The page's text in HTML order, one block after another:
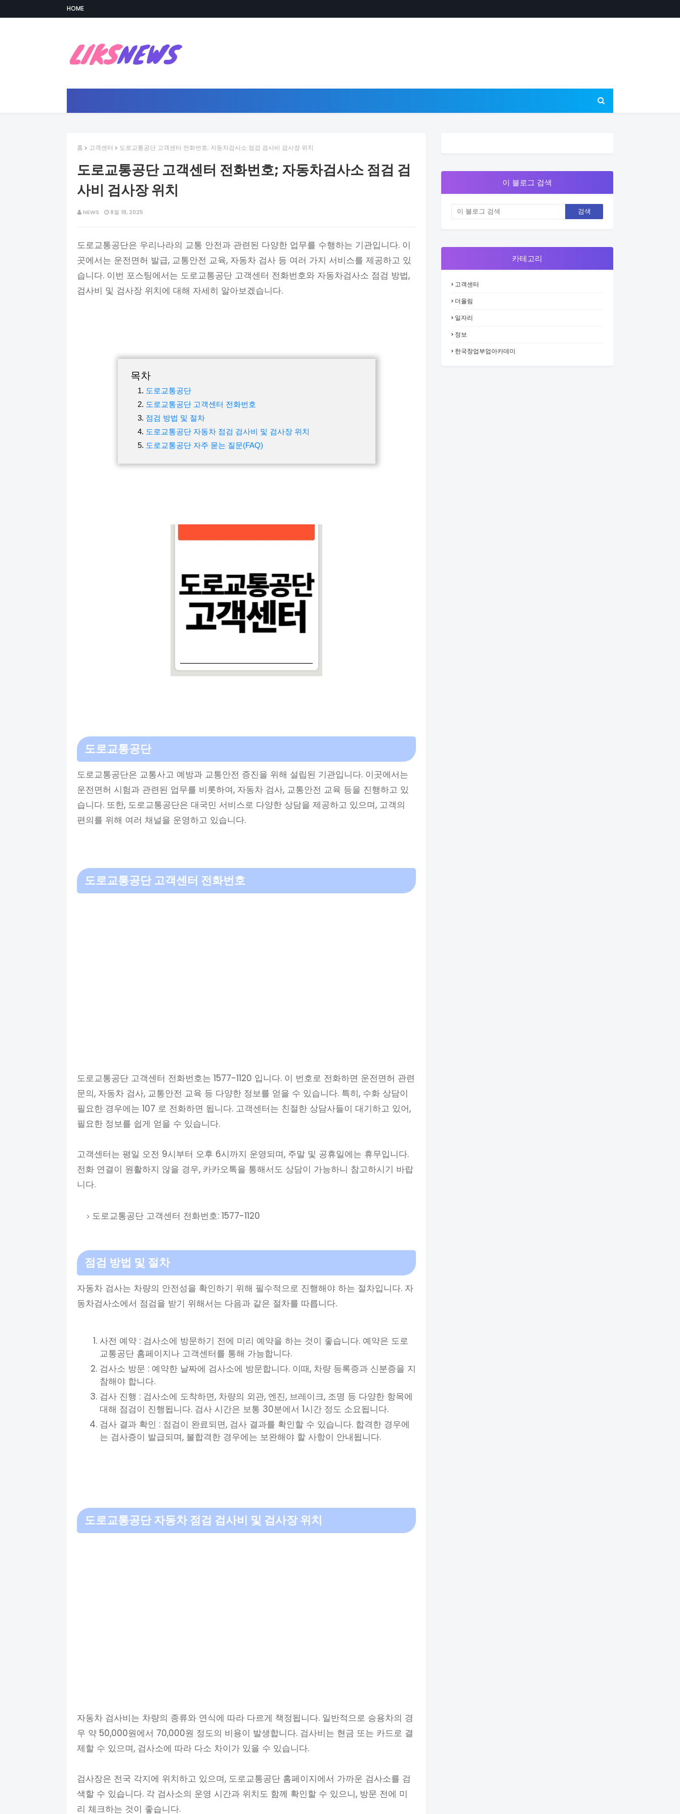
HOME
홈 고객센터 도로교통공단 고객센터 전화번호; 자동차검사소 점검 검사비 검사장 위치
도로교통공단 고객센터 전화번호; 자동차검사소 점검 검
사비 검사장 위치
NEWS 8월 18, 2025
도로교통공단은 우리나라의 교통 안전과 관련된 다양한 업무를 수행하는 기관입니다. 이
곳에서는 운전면허 발급, 교통안전 교육, 자동차 검사 등 여러 가지 서비스를 제공하고 있
습니다. 이번 포스팅에서는 도로교통공단 고객센터 전화번호와 자동차검사소 점검 방법,
검사비 및 검사장 위치에 대해 자세히 알아보겠습니다.
목차
도로교통공단
도로교통공단 고객센터 전화번호
점검 방법 및 절차
도로교통공단 자동차 점검 검사비 및 검사장 위치
도로교통공단 자주 묻는 질문(FAQ)
도로교통공단
도로교통공단은 교통사고 예방과 교통안전 증진을 위해 설립된 기관입니다. 이곳에서는
운전면허 시험과 관련된 업무를 비롯하여, 자동차 검사, 교통안전 교육 등을 진행하고 있
습니다. 또한, 도로교통공단은 대국민 서비스로 다양한 상담을 제공하고 있으며, 고객의
편의를 위해 여러 채널을 운영하고 있습니다.
도로교통공단 고객센터 전화번호
도로교통공단 고객센터 전화번호는 1577-1120 입니다. 이 번호로 전화하면 운전면허 관련
문의, 자동차 검사, 교통안전 교육 등 다양한 정보를 얻을 수 있습니다. 특히, 수화 상담이
필요한 경우에는 107 로 전화하면 됩니다. 고객센터는 친절한 상담사들이 대기하고 있어,
필요한 정보를 쉽게 얻을 수 있습니다.
고객센터는 평일 오전 9시부터 오후 6시까지 운영되며, 주말 및 공휴일에는 휴무입니다.
전화 연결이 원활하지 않을 경우, 카카오톡을 통해서도 상담이 가능하니 참고하시기 바랍
니다.
도로교통공단 고객센터 전화번호: 1577-1120
점검 방법 및 절차
자동차 검사는 차량의 안전성을 확인하기 위해 필수적으로 진행해야 하는 절차입니다. 자
동차검사소에서 점검을 받기 위해서는 다음과 같은 절차를 따릅니다.
사전 예약 : 검사소에 방문하기 전에 미리 예약을 하는 것이 좋습니다. 예약은 도로
교통공단 홈페이지나 고객센터를 통해 가능합니다.
검사소 방문 : 예약한 날짜에 검사소에 방문합니다. 이때, 차량 등록증과 신분증을 지
참해야 합니다.
검사 진행 : 검사소에 도착하면, 차량의 외관, 엔진, 브레이크, 조명 등 다양한 항목에
대해 점검이 진행됩니다. 검사 시간은 보통 30분에서 1시간 정도 소요됩니다.
검사 결과 확인 : 점검이 완료되면, 검사 결과를 확인할 수 있습니다. 합격한 경우에
는 검사증이 발급되며, 불합격한 경우에는 보완해야 할 사항이 안내됩니다.
도로교통공단 자동차 점검 검사비 및 검사장 위치
자동차 검사비는 차량의 종류와 연식에 따라 다르게 책정됩니다. 일반적으로 승용차의 경
우 약 50,000원에서 70,000원 정도의 비용이 발생합니다. 검사비는 현금 또는 카드로 결
제할 수 있으며, 검사소에 따라 다소 차이가 있을 수 있습니다.
검사장은 전국 각지에 위치하고 있으며, 도로교통공단 홈페이지에서 가까운 검사소를 검
색할 수 있습니다. 각 검사소의 운영 시간과 위치도 함께 확인할 수 있으니, 방문 전에 미
리 체크하는 것이 좋습니다.
이 블로그 검색
카테고리
고객센터
더올림
일자리
정보
한국창업부업아카데미